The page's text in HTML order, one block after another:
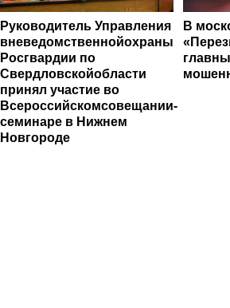
Руководитель Управления
вневедомственнойохраны
Росгвардии по
Свердловскойобласти
принял участие во
Всероссийскомсовещании-
семинаре в Нижнем
Новгороде
В